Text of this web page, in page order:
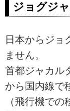
ジョグジ
日本からジョ
ません。
首都ジャカル
から国内線で
（飛行機で